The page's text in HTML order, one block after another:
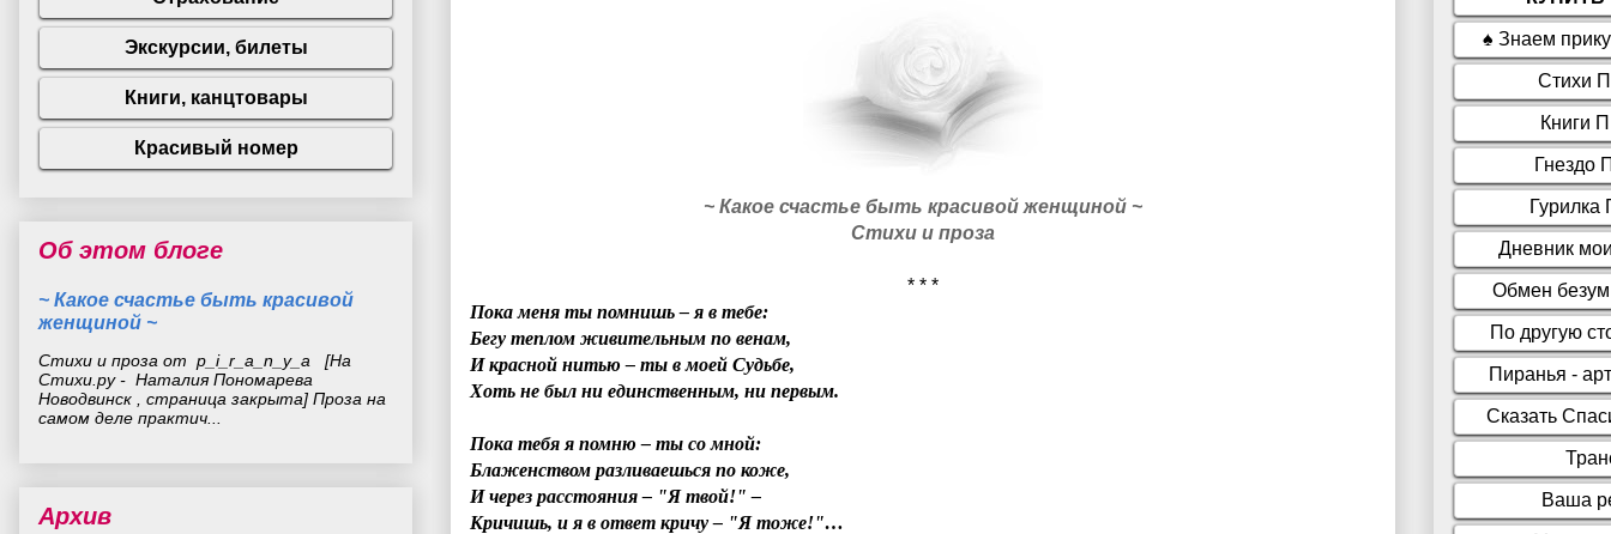
~ Какое счастье быть красивой женщиной ~
Стихи и проза
* * *
Пока меня ты помнишь – я в тебе:
Бегу теплом живительным по венам,
И красной нитью – ты в моей Судьбе,
Хоть не был ни единственным, ни первым.
Пока тебя я помню – ты со мной:
Блаженством разливаешься по коже,
И через расстояния – "Я твой!" –
Кричишь, и я в ответ кричу – "Я тоже!"…
Об этом блоге
~ Какое счастье быть красивой
женщиной ~
Стихи и проза от p_i_r_a_n_y_a [На
Стихи.ру - Наталия Пономарева
Новодвинск , страница закрыта] Проза на
самом деле практич...
Архив